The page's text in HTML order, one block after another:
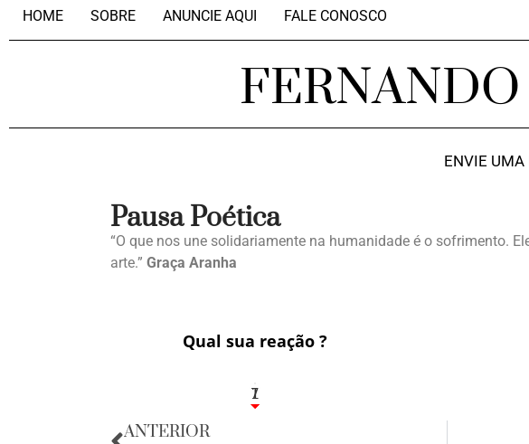
HOME SOBRE ANUNCIE AQUI FALE CONOSCO
ENVIE UMA
Pausa Poética
“O que nos une solidariamente na humanidade é o sofrimento.
arte.” Graça Aranha
Qual sua reação ?
1
7
ANTERIOR